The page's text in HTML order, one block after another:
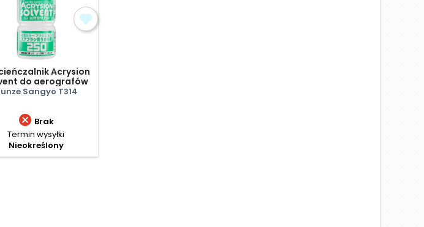
Acrysion
do aerografów
(N) 250ml
Sangyo T314
 Brak
Termin wysyłki
Nieokreślony